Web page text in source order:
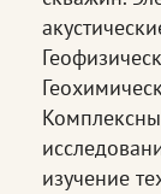
изучение